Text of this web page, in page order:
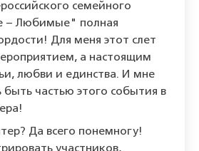
семейного
– Любимые" полная
Для меня этот слет
а настоящим
любви и единства. И мне
быть частью этого события в
Да всего понемногу!